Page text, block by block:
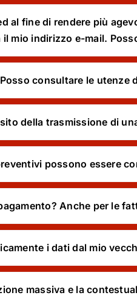
al fine di rendere più
mio indirizzo e-mail.
consultare le utenze
della trasmissione di
possono essere
Anche per le
i dati dal mio
massiva e la